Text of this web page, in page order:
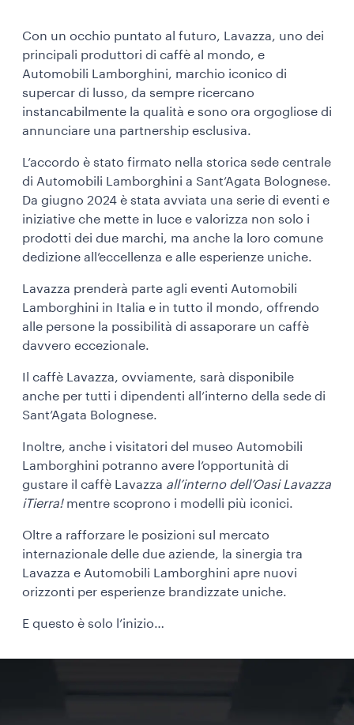
Con un occhio puntato al futuro, Lavazza, uno dei
principali produttori di caffè al mondo, e
Automobili Lamborghini, marchio iconico di
supercar di lusso, da sempre ricercano
instancabilmente la qualità e sono ora orgogliose di
annunciare una partnership esclusiva.
L’accordo è stato firmato nella storica sede centrale
di Automobili Lamborghini a Sant’Agata Bolognese.
Da giugno 2024 è stata avviata una serie di eventi e
iniziative che mette in luce e valorizza non solo i
prodotti dei due marchi, ma anche la loro comune
dedizione all’eccellenza e alle esperienze uniche.
Lavazza prenderà parte agli eventi Automobili
Lamborghini in Italia e in tutto il mondo, offrendo
alle persone la possibilità di assaporare un caffè
davvero eccezionale.
Il caffè Lavazza, ovviamente, sarà disponibile
anche per tutti i dipendenti all’interno della sede di
Sant’Agata Bolognese.
Inoltre, anche i visitatori del museo Automobili
Lamborghini potranno avere l’opportunità di
gustare il caffè Lavazza all’interno dell’Oasi Lavazza
iTierra! mentre scoprono i modelli più iconici.
Oltre a rafforzare le posizioni sul mercato
internazionale delle due aziende, la sinergia tra
Lavazza e Automobili Lamborghini apre nuovi
orizzonti per esperienze brandizzate uniche.
E questo è solo l’inizio…